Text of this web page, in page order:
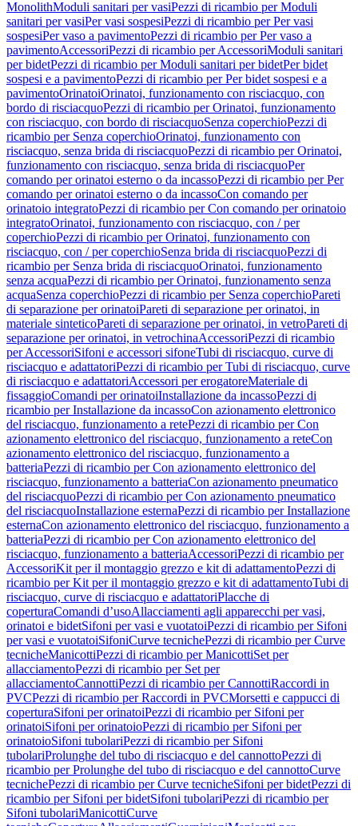
MonolithModuli sanitari per vasiPezzi di ricambio per Moduli
sanitari per vasiPer vasi sospesiPezzi di ricambio per Per vasi
sospesiPer vaso a pavimentoPezzi di ricambio per Per vaso a
pavimentoAccessoriPezzi di ricambio per AccessoriModuli sanitari
per bidetPezzi di ricambio per Moduli sanitari per bidetPer bidet
sospesi e a pavimentoPezzi di ricambio per Per bidet sospesi e a
pavimentoOrinatoiOrinatoi, funzionamento con risciacquo, con
bordo di risciacquoPezzi di ricambio per Orinatoi, funzionamento
con risciacquo, con bordo di risciacquoSenza coperchioPezzi di
ricambio per Senza coperchioOrinatoi, funzionamento con
risciacquo, senza brida di risciacquoPezzi di ricambio per Orinatoi,
funzionamento con risciacquo, senza brida di risciacquoPer
comando per orinatoi esterno o da incassoPezzi di ricambio per Per
comando per orinatoi esterno o da incassoCon comando per
orinatoio integratoPezzi di ricambio per Con comando per orinatoio
integratoOrinatoi, funzionamento con risciacquo, con / per
coperchioPezzi di ricambio per Orinatoi, funzionamento con
risciacquo, con / per coperchioSenza brida di risciacquoPezzi di
ricambio per Senza brida di risciacquoOrinatoi, funzionamento
senza acquaPezzi di ricambio per Orinatoi, funzionamento senza
acquaSenza coperchioPezzi di ricambio per Senza coperchioPareti
di separazione per orinatoiPareti di separazione per orinatoi, in
materiale sinteticoPareti di separazione per orinatoi, in vetroPareti di
separazione per orinatoi, in vetrochinaAccessoriPezzi di ricambio
per AccessoriSifoni e accessori sifoneTubi di risciacquo, curve di
risciacquo e adattatoriPezzi di ricambio per Tubi di risciacquo, curve
di risciacquo e adattatoriAccessori per erogatoreMateriale di
fissaggioComandi per orinatoiInstallazione da incassoPezzi di
ricambio per Installazione da incassoCon azionamento elettronico
del risciacquo, funzionamento a retePezzi di ricambio per Con
azionamento elettronico del risciacquo, funzionamento a reteCon
azionamento elettronico del risciacquo, funzionamento a
batteriaPezzi di ricambio per Con azionamento elettronico del
risciacquo, funzionamento a batteriaCon azionamento pneumatico
del risciacquoPezzi di ricambio per Con azionamento pneumatico
del risciacquoInstallazione esternaPezzi di ricambio per Installazione
esternaCon azionamento elettronico del risciacquo, funzionamento a
batteriaPezzi di ricambio per Con azionamento elettronico del
risciacquo, funzionamento a batteriaAccessoriPezzi di ricambio per
AccessoriKit per il montaggio grezzo e kit di adattamentoPezzi di
ricambio per Kit per il montaggio grezzo e kit di adattamentoTubi di
risciacquo, curve di risciacquo e adattatoriPlacche di
coperturaComandi d’usoAllacciamenti agli apparecchi per vasi,
orinatoi e bidetSifoni per vasi e vuotatoiPezzi di ricambio per Sifoni
per vasi e vuotatoiSifoniCurve tecnichePezzi di ricambio per Curve
tecnicheManicottiPezzi di ricambio per ManicottiSet per
allacciamentoPezzi di ricambio per Set per
allacciamentoCannottiPezzi di ricambio per CannottiRaccordi in
PVCPezzi di ricambio per Raccordi in PVCMorsetti e cappucci di
coperturaSifoni per orinatoiPezzi di ricambio per Sifoni per
orinatoiSifoni per orinatoioPezzi di ricambio per Sifoni per
orinatoioSifoni tubolariPezzi di ricambio per Sifoni
tubolariProlunghe del tubo di risciacquo e del cannottoPezzi di
ricambio per Prolunghe del tubo di risciacquo e del cannottoCurve
tecnichePezzi di ricambio per Curve tecnicheSifoni per bidetPezzi di
ricambio per Sifoni per bidetSifoni tubolariPezzi di ricambio per
Sifoni tubolariManicottiCurve